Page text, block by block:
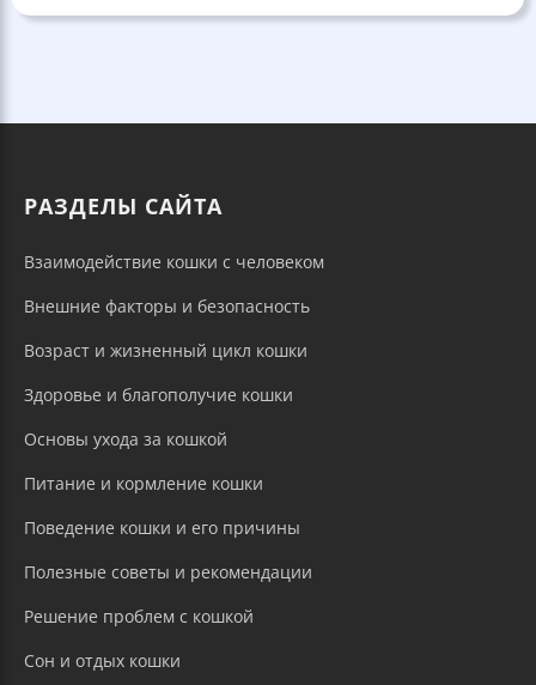
РАЗДЕЛЫ САЙТА
Взаимодействие кошки с человеком
Внешние факторы и безопасность
Возраст и жизненный цикл кошки
Здоровье и благополучие кошки
Основы ухода за кошкой
Питание и кормление кошки
Поведение кошки и его причины
Полезные советы и рекомендации
Решение проблем с кошкой
Сон и отдых кошки